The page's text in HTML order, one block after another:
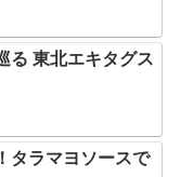
る 東北エキタグス
タラマヨソースで